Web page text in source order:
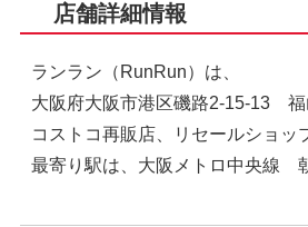
店舗詳細情報
ランラン（RunRun）は、
大阪府大阪市港区磯路2-15-13 福
コストコ再販店、リセールショッ
最寄り駅は、大阪メトロ中央線